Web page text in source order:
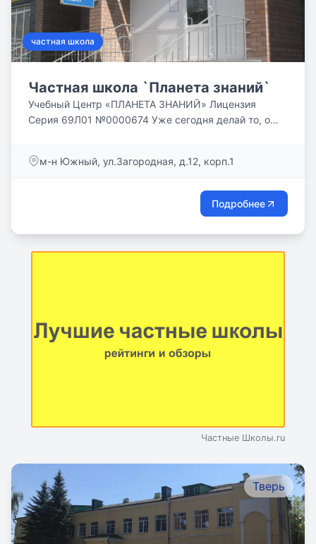
частная школа
Частная школа `Планета знаний`
Учебный Центр «ПЛАНЕТА ЗНАНИЙ» Лицензия
Серия 69Л01 №0000674 Уже сегодня делай то, о
м-н Южный, ул.Загородная, д.12, корп.1
Подробнее
Частные Школы.ru
Тверь